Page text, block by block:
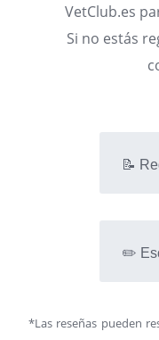
VetClub.es
Si no estás
📝
✏️
*Las reseñas pueden